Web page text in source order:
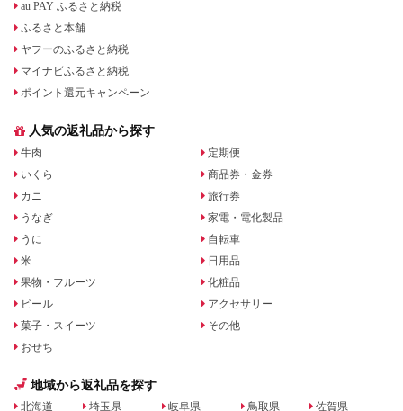
au PAY ふるさと納税
ふるさと本舗
ヤフーのふるさと納税
マイナビふるさと納税
ポイント還元キャンペーン
人気の返礼品から探す
牛肉
いくら
カニ
うなぎ
うに
米
果物・フルーツ
ビール
菓子・スイーツ
おせち
定期便
商品券・金券
旅行券
家電・電化製品
自転車
日用品
化粧品
アクセサリー
その他
地域から返礼品を探す
北海道
埼玉県
岐阜県
鳥取県
佐賀県